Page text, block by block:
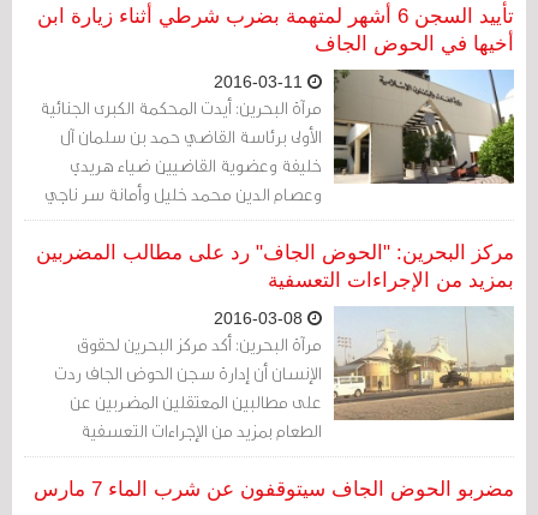
تأييد السجن 6 أشهر لمتهمة بضرب شرطي أثناء زيارة ابن
أخيها في الحوض الجاف
مرآة البحرين: أيدت المحكمة الكبرى الجنائية
الأولى برئاسة القاضي حمد بن سلمان آل
خليفة وعضوية القاضيين ضياء هريدي
وعصام الدين محمد خليل وأمانة سر ناجي
عبدالله الحكم الصادر ضد متهمة (حكمت
غيابيّاً سابقًا فعارضت الحكم) بحبسها 6
أشهر بعد إدانتها بضرب شرطي.
مركز البحرين: "الحوض الجاف" رد على مطالب المضربين
بمزيد من الإجراءات التعسفية
مرآة البحرين: أكد مركز البحرين لحقوق
الإنسان أن إدارة سجن الحوض الجاف ردت
على مطالبين المعتقلين المضربين عن
الطعام بمزيد من الإجراءات التعسفية
كالحرمان من الماء أو زجهم بالحبس الانفرادي
او الاعتداء عليهم .
مضربو الحوض الجاف سيتوقفون عن شرب الماء 7 مارس